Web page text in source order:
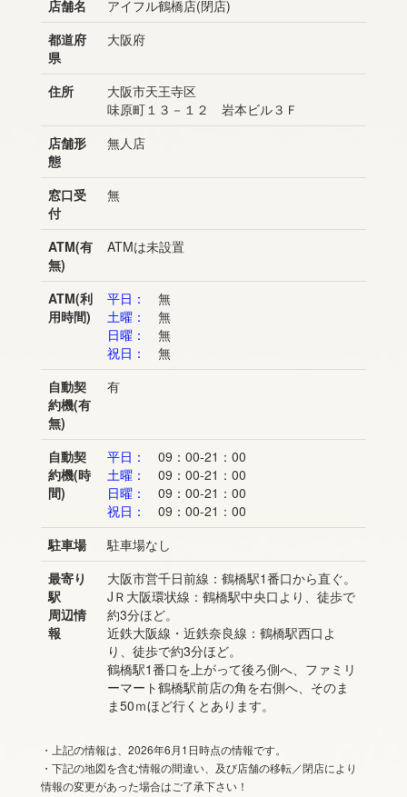
店舗名
アイフル鶴橋店(閉店)
都道府
県
大阪府
住所
大阪市天王寺区
味原町１３－１２ 岩本ビル３Ｆ
店舗形
態
無人店
窓口受
付
無
ATM(有
無)
ATMは未設置
ATM(利
用時間)
平日：
無
土曜：
無
日曜：
無
祝日：
無
自動契
約機(有
無)
有
自動契
約機(時
間)
平日：
09：00-21：00
土曜：
09：00-21：00
日曜：
09：00-21：00
祝日：
09：00-21：00
駐車場
駐車場なし
最寄り
駅
周辺情
報
大阪市営千日前線：鶴橋駅1番口から直ぐ。
JＲ大阪環状線：鶴橋駅中央口より、徒歩で
約3分ほど。
近鉄大阪線・近鉄奈良線：鶴橋駅西口よ
り、徒歩で約3分ほど。
鶴橋駅1番口を上がって後ろ側へ、ファミリ
ーマート鶴橋駅前店の角を右側へ、そのま
ま50ｍほど行くとあります。
・上記の情報は、2026年6月1日時点の情報です。
・下記の地図を含む情報の間違い、及び店舗の移転／閉店により
情報の変更があった場合はご了承下さい！